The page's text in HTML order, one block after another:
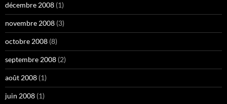
décembre 2008 (1)
novembre 2008 (3)
octobre 2008 (8)
septembre 2008 (2)
août 2008 (1)
juin 2008 (1)